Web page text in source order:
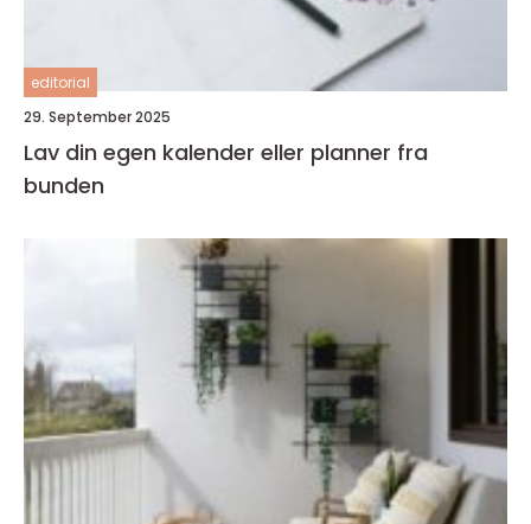
editorial
29. September 2025
Lav din egen kalender eller planner fra
bunden